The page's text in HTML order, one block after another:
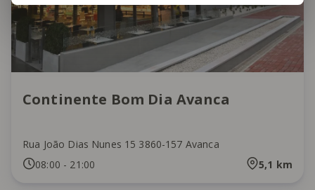
Continente Bom Dia Avanca
Rua João Dias Nunes 15 3860-157 Avanca
08:00 - 21:00 5,1 km